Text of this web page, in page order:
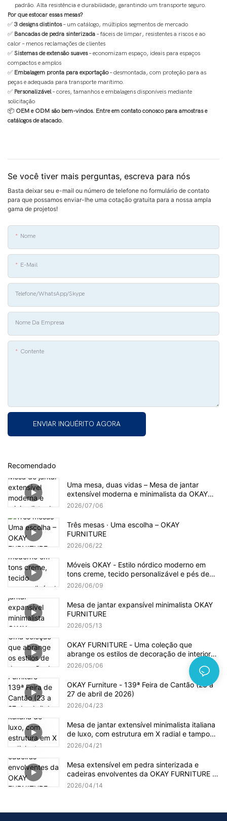
padrão. Alta resistência e durabilidade, garantindo um transporte seguro.
Por que estocar essas mesas?
✅ 3 designs distintos– um catálogo, múltiplos segmentos de mercado
✅ Bancadas de pedra sinterizada – fáceis de limpar, resistentes a riscos e ao
calor – menos reclamações de clientes
✅ Sistemas de extensão suaves– economizam espaço, ideais para espaços
compactos e amplos
✅ Embalagem pronta para exportação– desmontada, com proteção para as
peças e adequada para transporte marítimo.
✅ Personalizável– cores, tamanhos e embalagens disponíveis mediante
solicitação
📦 OEM e ODM são bem-vindos. Entre em contato conosco para amostras e
catálogos de atacado.
Se você tiver mais perguntas, escreva para nós
Basta deixar seu e-mail ou número de telefone no formulário de contato
para que possamos enviar-lhe uma cotação gratuita para a nossa ampla
gama de projetos!
Nome
E-Mail
Telefone/WhatsApp/Skype
Nome Da Empresa
Contente
ENVIAR INQUÉRITO AGORA
Recomendado
Uma mesa, duas vidas – Mesa de jantar
extensível moderna e minimalista da OKAY
FURNITURE
2026 07 06
Três mesas · Uma escolha – OKAY
FURNITURE
2026 06 22
Móveis OKAY - Estilo nórdico moderno em
tons creme, tecido personalizável e pés de
madeira maciça.
2026 06 09
Mesa de jantar expansível minimalista OKAY
FURNITURE
2026 05 13
OKAY FURNITURE - Uma coleção que
abrange os estilos de decoração de interiores
mais populares.
2026 05 06
OKAY Furniture - 139ª Feira de Cantão (23 a
27 de abril de 2026)
2026 04 23
Mesa de jantar extensível minimalista italiana
de luxo, com estrutura em X radial e tampo
de ardósia premium, da OKAY FURNITURE.
2026 04 21
Mesa extensível em pedra sinterizada e
cadeiras envolventes da OKAY FURNITURE –
A chave para pedidos com alta lucratividade!
2026 04 14